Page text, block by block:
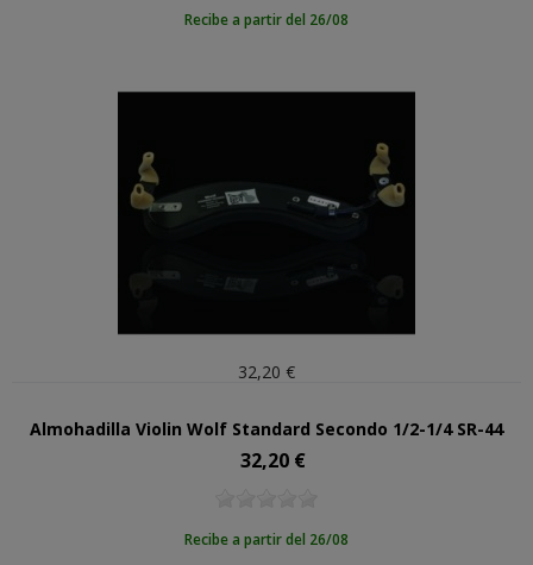
Recibe a partir del 26/08
32,20 €
Almohadilla Violin Wolf Standard Secondo 1/2-1/4 SR-44
Precio
32,20 €
Recibe a partir del 26/08